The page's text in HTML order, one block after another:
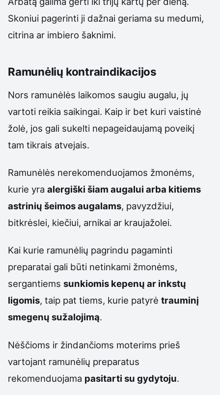
Skoniui pagerinti ji dažnai geriama su medumi,
citrina ar imbiero šaknimi.
Ramunėlių kontraindikacijos
Nors ramunėlės laikomos saugiu augalu, jų
vartoti reikia saikingai. Kaip ir bet kuri vaistinė
žolė, jos gali sukelti nepageidaujamą poveikį
tam tikrais atvejais.
Ramunėlės nerekomenduojamos žmonėms,
kurie yra alergiški šiam augalui arba kitiems
astrinių šeimos augalams, pavyzdžiui,
bitkrėslei, kiečiui, arnikai ar kraujažolei.
Kai kurie ramunėlių pagrindu pagaminti
preparatai gali būti netinkami žmonėms,
sergantiems sunkiomis kepenų ar inkstų
ligomis, taip pat tiems, kurie patyrė trauminį
smegenų sužalojimą.
Nėščioms ir žindančioms moterims prieš
vartojant ramunėlių preparatus
rekomenduojama pasitarti su gydytoju.